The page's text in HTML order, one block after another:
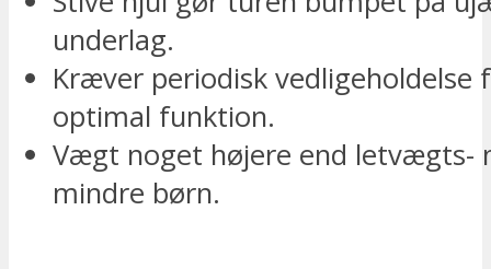
underlag.
Kræver periodisk
optimal funktion.
Vægt noget højere end letvægts-
mindre børn.